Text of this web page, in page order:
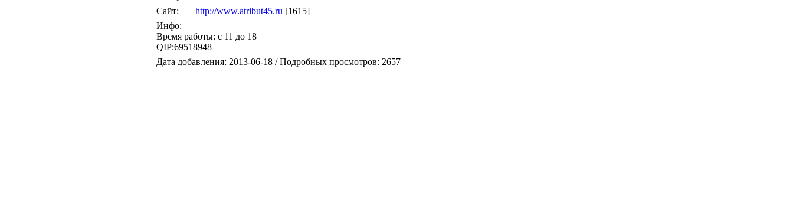
Сайт:
http://www.atribut45.ru [1615]
Инфо:
Время работы: с 11 до 18
QIP:69518948
Дата добавления: 2013-06-18 / Подробных просмотров: 2657